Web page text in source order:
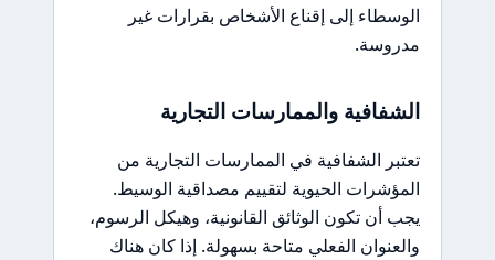
الوسطاء إلى إقناع الأشخاص بقرارات غير
مدروسة.
الشفافية والممارسات التجارية
تعتبر الشفافية في الممارسات التجارية من
المؤشرات الحيوية لتقييم مصداقية الوسيط.
يجب أن تكون الوثائق القانونية، وهيكل الرسوم،
والعنوان الفعلي متاحة بسهولة. إذا كان هناك